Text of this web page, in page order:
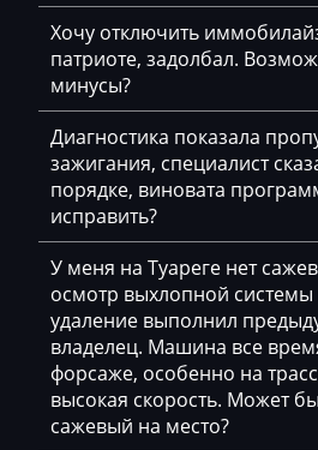
Comacchio
Cupra
Dacia
Daewoo
DAF
Daihatsu
Dammann
Derways
Deutz
Dewulf
Хочу отключить
патриоте, задолбал.
минусы?
Диагностика показала
зажигания, специалист
порядке, виновата
исправить?
У меня на Туареге нет
осмотр выхлопной системы
удаление выполнил
владелец. Машина все
форсаже, особенно на
высокая скорость. Может
сажевый на место?